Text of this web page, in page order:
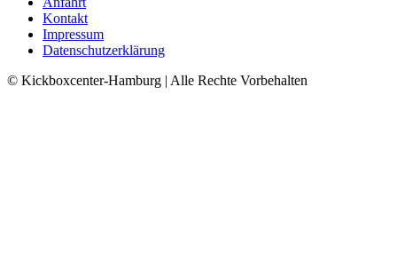
Kontakt
Impressum
Datenschutzerklärung
© Kickboxcenter-Hamburg | Alle Rechte Vorbehalten